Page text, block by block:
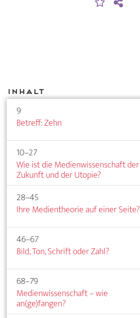
Inhalt
9
Betreff: Zehn
10–27
Wie ist die Medienwissenschaft der
Zukunft und der Utopie?
28–45
Ihre Medientheorie auf einer Seite?
46–67
Bild, Ton, Schrift oder Zahl?
68–79
Medienwissenschaft – wie
an(ge)fangen?